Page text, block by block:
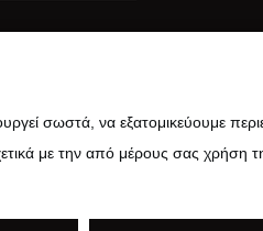
σωστά, να εξατομικεύουμε
με την από μέρους σας χρήση